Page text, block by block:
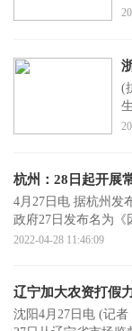
(
生的希
杭州：28日起开展
4月27日电 据杭州发
政府27日发布名为《
2022-04-28 11:46:09
辽宁加大农资打假
沈阳4月27日电 (记